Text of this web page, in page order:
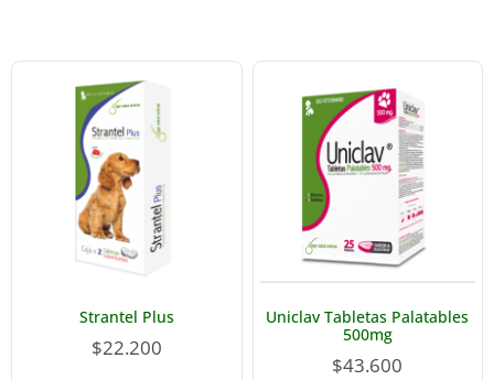
Strantel Plus
$22.200
Uniclav Tabletas Palatables
500mg
$43.600